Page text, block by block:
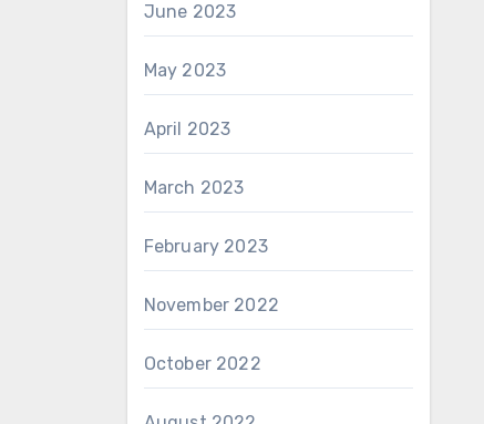
June 2023
May 2023
April 2023
March 2023
February 2023
November 2022
October 2022